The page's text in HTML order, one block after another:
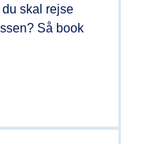
skal rejse
Så book